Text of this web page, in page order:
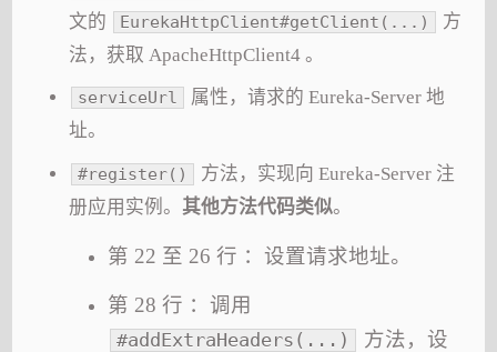
文的
EurekaHttpClient#getClient(...)
方
法，获取 ApacheHttpClient4 。
serviceUrl
属性，请求的 Eureka-Server 地
址。
#register()
方法，实现向 Eureka-Server 注
册应用实例。 其他方法代码类似。
第 22 至 26 行 ：设置请求地址。
第 28 行 ：调用
#addExtraHeaders(...)
方法，设